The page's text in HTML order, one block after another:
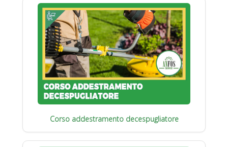
Corso addestramento decespugliatore